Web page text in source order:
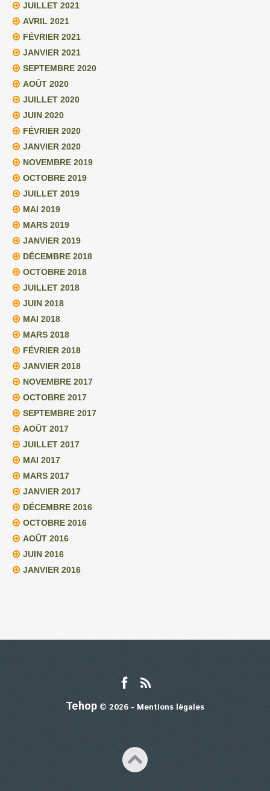
JUILLET 2021
AVRIL 2021
FÉVRIER 2021
JANVIER 2021
SEPTEMBRE 2020
AOÛT 2020
JUILLET 2020
JUIN 2020
FÉVRIER 2020
JANVIER 2020
NOVEMBRE 2019
OCTOBRE 2019
JUILLET 2019
MAI 2019
MARS 2019
JANVIER 2019
DÉCEMBRE 2018
OCTOBRE 2018
JUILLET 2018
JUIN 2018
MAI 2018
MARS 2018
FÉVRIER 2018
JANVIER 2018
NOVEMBRE 2017
OCTOBRE 2017
SEPTEMBRE 2017
AOÛT 2017
JUILLET 2017
MAI 2017
MARS 2017
JANVIER 2017
DÉCEMBRE 2016
OCTOBRE 2016
AOÛT 2016
JUIN 2016
JANVIER 2016
Tehop © 2026 - Mentions légales